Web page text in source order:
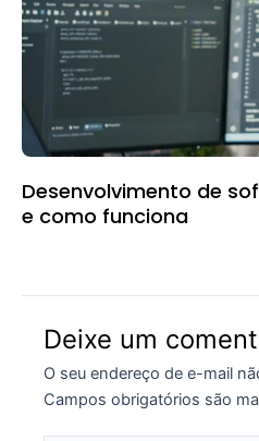
Desenvolvimento de
e como funciona
Deixe um
O seu endereço de e-mail
Campos obrigatórios são